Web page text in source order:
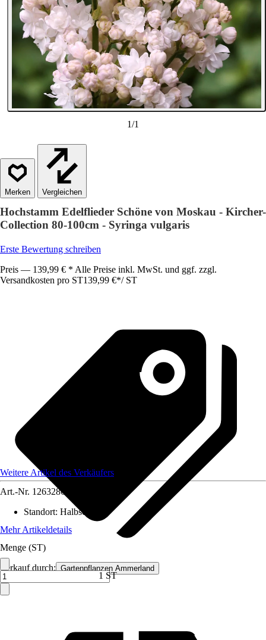
1/1
Vergleichen
Hochstamm Edelflieder Schöne von Moskau - Kircher-
Collection 80-100cm - Syringa vulgaris
Erste Bewertung schreiben
Preis — 139,99 € * Alle Preise inkl. MwSt. und ggf. zzgl.
Versandkosten pro ST139,99 €*/ ST
Verkauf durch: Gartenpflanzen Ammerland
Weitere Artikel des Verkäufers
Art.-Nr. 12632867
Standort: Halbschatten
Mehr Artikeldetails
Menge (ST)
1 ST